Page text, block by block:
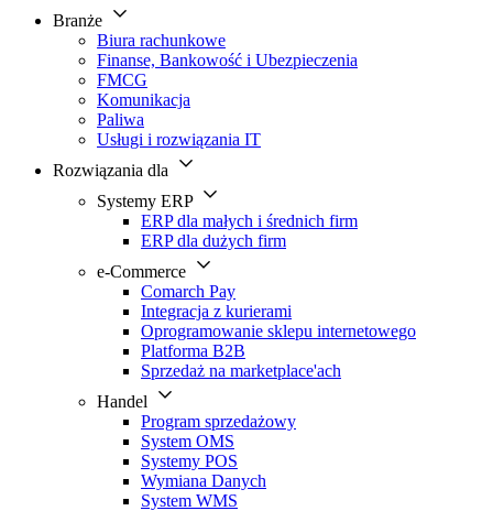
Branże
Biura rachunkowe
Finanse, Bankowość i Ubezpieczenia
FMCG
Komunikacja
Paliwa
Usługi i rozwiązania IT
Rozwiązania dla
Systemy ERP
ERP dla małych i średnich firm
ERP dla dużych firm
e-Commerce
Comarch Pay
Integracja z kurierami
Oprogramowanie sklepu internetowego
Platforma B2B
Sprzedaż na marketplace'ach
Handel
Program sprzedażowy
System OMS
Systemy POS
Wymiana Danych
System WMS